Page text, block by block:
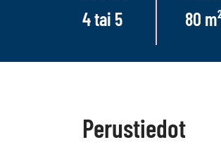
4 tai 5 80
Perustiedot